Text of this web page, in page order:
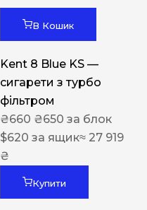
В Кошик
Kent 8 Blue KS —
сигарети з турбо
фільтром
₴660 ₴650 за блок
$620 за ящик≈ 27 919
₴
Купити